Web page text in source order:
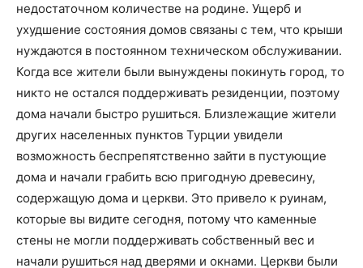
недостаточном количестве на родине. Ущерб и
ухудшение состояния домов связаны с тем, что крыши
нуждаются в постоянном техническом обслуживании.
Когда все жители были вынуждены покинуть город, то
никто не остался поддерживать резиденции, поэтому
дома начали быстро рушиться. Близлежащие жители
других населенных пунктов Турции увидели
возможность беспрепятственно зайти в пустующие
дома и начали грабить всю пригодную древесину,
содержащую дома и церкви. Это привело к руинам,
которые вы видите сегодня, потому что каменные
стены не могли поддерживать собственный вес и
начали рушиться над дверями и окнами. Церкви были